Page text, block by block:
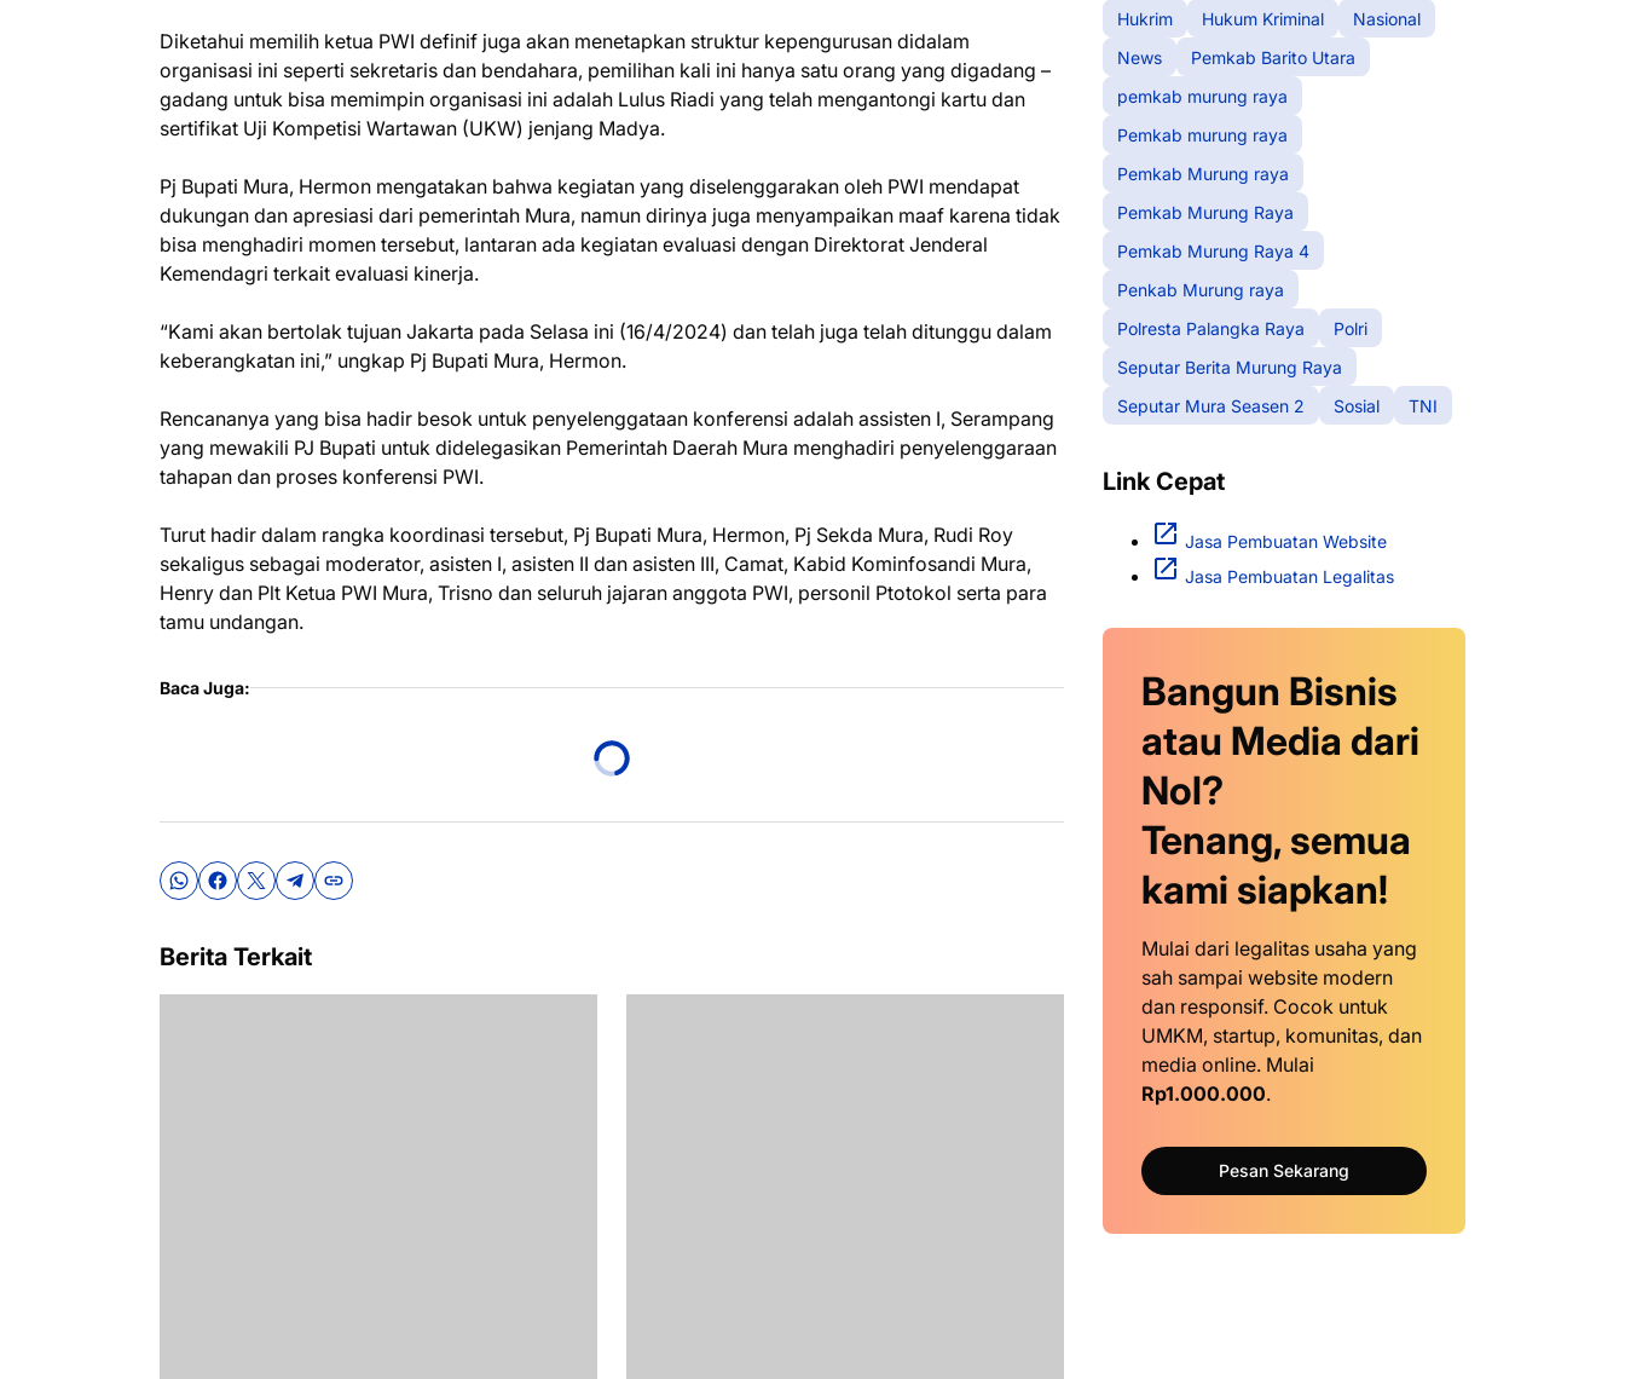
Diketahui memilih ketua PWI definif juga akan menetapkan struktur kepengurusan didalam
organisasi ini seperti sekretaris dan bendahara, pemilihan kali ini hanya satu orang yang digadang –
gadang untuk bisa memimpin organisasi ini adalah Lulus Riadi yang telah mengantongi kartu dan
sertifikat Uji Kompetisi Wartawan (UKW) jenjang Madya.
Pj Bupati Mura, Hermon mengatakan bahwa kegiatan yang diselenggarakan oleh PWI mendapat
dukungan dan apresiasi dari pemerintah Mura, namun dirinya juga menyampaikan maaf karena tidak
bisa menghadiri momen tersebut, lantaran ada kegiatan evaluasi dengan Direktorat Jenderal
Kemendagri terkait evaluasi kinerja.
“Kami akan bertolak tujuan Jakarta pada Selasa ini (16/4/2024) dan telah juga telah ditunggu dalam
keberangkatan ini,” ungkap Pj Bupati Mura, Hermon.
Rencananya yang bisa hadir besok untuk penyelenggataan konferensi adalah assisten I, Serampang
yang mewakili PJ Bupati untuk didelegasikan Pemerintah Daerah Mura menghadiri penyelenggaraan
tahapan dan proses konferensi PWI.
Turut hadir dalam rangka koordinasi tersebut, Pj Bupati Mura, Hermon, Pj Sekda Mura, Rudi Roy
sekaligus sebagai moderator, asisten I, asisten II dan asisten III, Camat, Kabid Kominfosandi Mura,
Henry dan Plt Ketua PWI Mura, Trisno dan seluruh jajaran anggota PWI, personil Ptotokol serta para
tamu undangan.
Baca Juga:
Berita Terkait
Hukrim
Hukum Kriminal
Nasional
News
Pemkab Barito Utara
pemkab murung raya
Pemkab murung raya
Pemkab Murung raya
Pemkab Murung Raya
Pemkab Murung Raya 4
Penkab Murung raya
Polresta Palangka Raya
Polri
Seputar Berita Murung Raya
Seputar Mura Seasen 2
Sosial TNI
Link Cepat
Jasa Pembuatan Website
Jasa Pembuatan Legalitas
Bangun Bisnis
atau Media dari
Nol?
Tenang, semua
kami siapkan!
Mulai dari legalitas usaha yang
sah sampai website modern
dan responsif. Cocok untuk
UMKM, startup, komunitas, dan
media online. Mulai
Rp1.000.000.
Pesan Sekarang